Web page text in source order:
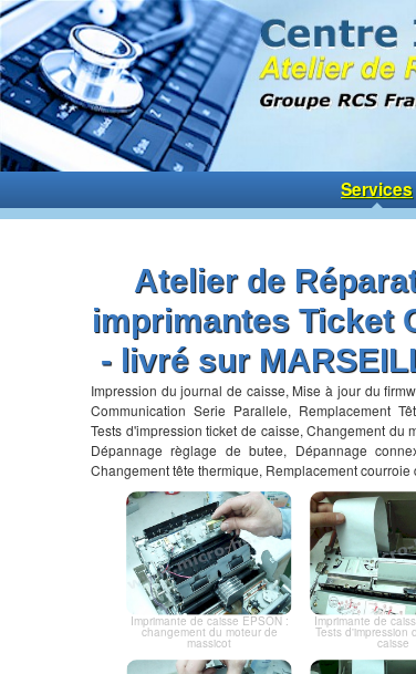
Services
Atelier de
imprimantes Ticket
- livré sur
Impression du journal de caisse, Mise à jour du
Communication Serie Parallele, Remplacement
Tests d'impression ticket de caisse, Changement du
Dépannage règlage de butee, Dépannage
Changement tête thermique, Remplacement courroie
Imprimante de caisse EPSON :
changement du moteur de
massicot
Imprimante de
Tests d'impression
caisse